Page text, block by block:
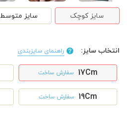
سایز کوچک سایز متوسط
انتخاب سایز: راهنمای سایزبندی
17Cm سفارش ساخت
19Cm سفارش ساخت